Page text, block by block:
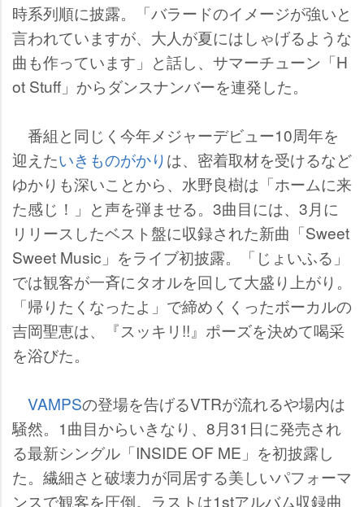
時系列順に披露。「バラードのイメージが強いと
言われていますが、大人が夏にはしゃげるような
曲も作っています」と話し、サマーチューン「H
ot Stuff」からダンスナンバーを連発した。
番組と同じく今年メジャーデビュー10周年を
迎えたいきものがかりは、密着取材を受けるなど
ゆかりも深いことから、水野良樹は「ホームに来
た感じ！」と声を弾ませる。3曲目には、3月に
リリースしたベスト盤に収録された新曲「Sweet
Sweet Music」をライブ初披露。「じょいふる」
では観客が一斉にタオルを回して大盛り上がり。
「帰りたくなったよ」で締めくくったボーカルの
吉岡聖恵は、『スッキリ!!』ポーズを決めて喝采
を浴びた。
VAMPSの登場を告げるVTRが流れるや場内は
騒然。1曲目からいきなり、8月31日に発売され
る最新シングル「INSIDE OF ME」を初披露し
た。繊細さと破壊力が同居する美しいパフォーマ
ンスで観客を圧倒。ラストは1stアルバム収録曲